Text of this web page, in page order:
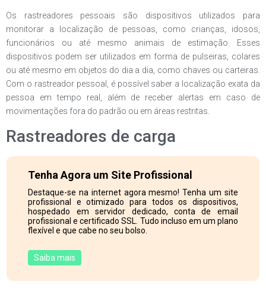
Os rastreadores pessoais são dispositivos utilizados para
monitorar a localização de pessoas, como crianças, idosos,
funcionários ou até mesmo animais de estimação. Esses
dispositivos podem ser utilizados em forma de pulseiras, colares
ou até mesmo em objetos do dia a dia, como chaves ou carteiras.
Com o rastreador pessoal, é possível saber a localização exata da
pessoa em tempo real, além de receber alertas em caso de
movimentações fora do padrão ou em áreas restritas.
Rastreadores de carga
Tenha Agora um Site Profissional
Destaque-se na internet agora mesmo! Tenha um site
profissional e otimizado para todos os dispositivos,
hospedado em servidor dedicado, conta de email
profissional e certificado SSL. Tudo incluso em um plano
flexível e que cabe no seu bolso.
Saiba mais